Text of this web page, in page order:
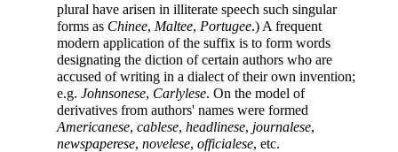
plural have arisen in illiterate speech such singular
forms as Chinee, Maltee, Portugee.) A frequent
modern application of the suffix is to form words
designating the diction of certain authors who are
accused of writing in a dialect of their own invention;
e.g. Johnsonese, Carlylese. On the model of
derivatives from authors' names were formed
Americanese, cablese, headlinese, journalese,
newspaperese, novelese, officialese, etc.